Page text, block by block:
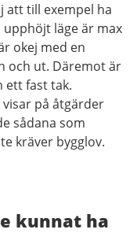
att till exempel ha
läge är max
okej med en
och ut. Däremot är
ett fast tak.
på åtgärder
sådana som
kräver bygglov.
kunnat ha